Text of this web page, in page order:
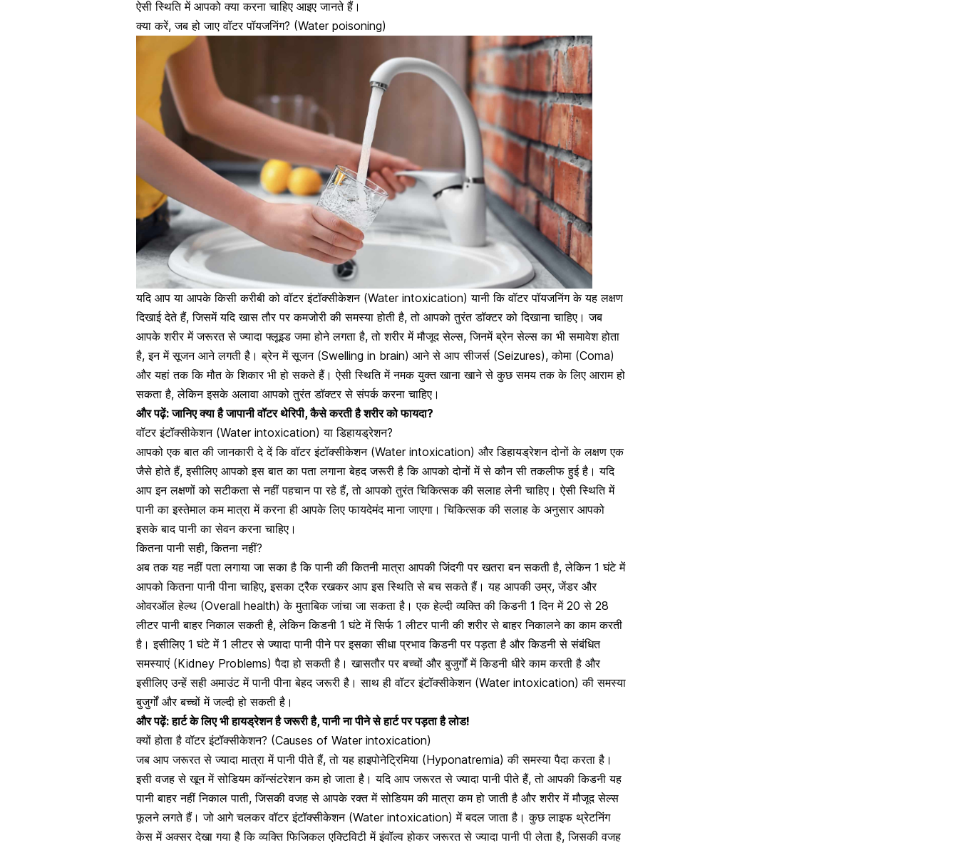
ऐसी स्थिति में आपको क्या करना चाहिए आइए जानते हैं।
क्या करें, जब हो जाए वॉटर पॉयजनिंग? (Water poisoning)
यदि आप या आपके किसी करीबी को वॉटर इंटॉक्सीकेशन (Water intoxication) यानी कि वॉटर पॉयजनिंग के यह लक्षण
दिखाई देते हैं, जिसमें यदि खास तौर पर कमजोरी की समस्या होती है, तो आपको तुरंत डॉक्टर को दिखाना चाहिए। जब
आपके शरीर में जरूरत से ज्यादा फ्लूइड जमा होने लगता है, तो शरीर में मौजूद सेल्स, जिनमें ब्रेन सेल्स का भी समावेश होता
है, इन में सूजन आने लगती है।ब्रेन में सूजन(Swelling in brain) आने से आपसीजर्स (Seizures),कोमा (Coma)
और यहां तक कि मौत के शिकार भी हो सकते हैं। ऐसी स्थिति में नमक युक्त खाना खाने से कुछ समय तक के लिए आराम हो
सकता है, लेकिन इसके अलावा आपको तुरंत डॉक्टर से संपर्क करना चाहिए।
और पढ़ें:जानिए क्या है जापानी वॉटर थेरिपी, कैसे करती है शरीर को फायदा?
वॉटर इंटॉक्सीकेशन (Water intoxication) या डिहायड्रेशन?
आपको एक बात की जानकारी दे दें कि वॉटर इंटॉक्सीकेशन (Water intoxication) और डिहायड्रेशन दोनों के लक्षण एक
जैसे होते हैं, इसीलिए आपको इस बात का पता लगाना बेहद जरूरी है कि आपको दोनों में से कौन सी तकलीफ हुई है। यदि
आप इन लक्षणों को सटीकता से नहीं पहचान पा रहे हैं, तो आपको तुरंत चिकित्सक की सलाह लेनी चाहिए। ऐसी स्थिति में
पानी का इस्तेमाल कम मात्रा में करना ही आपके लिए फायदेमंद माना जाएगा। चिकित्सक की सलाह के अनुसार आपको
इसके बाद पानी का सेवन करना चाहिए।
कितना पानी सही, कितना नहीं?
अब तक यह नहीं पता लगाया जा सका है कि पानी की कितनी मात्रा आपकी जिंदगी पर खतरा बन सकती है, लेकिन 1 घंटे में
आपको कितना पानी पीना चाहिए, इसका ट्रैक रखकर आप इस स्थिति से बच सकते हैं। यह आपकी उम्र, जेंडर और
ओवरऑल हेल्थ (Overall health) के मुताबिक जांचा जा सकता है। एक हेल्दी व्यक्ति की किडनी 1 दिन में 20 से 28
लीटर पानी बाहर निकाल सकती है, लेकिन किडनी 1 घंटे में सिर्फ 1 लीटर पानी की शरीर से बाहर निकालने का काम करती
है। इसीलिए 1 घंटे में 1 लीटर से ज्यादा पानी पीने पर इसका सीधा प्रभाव किडनी पर पड़ता है औरकिडनी से संबंधित
समस्याएं(Kidney Problems) पैदा हो सकती है। खासतौर पर बच्चों और बुजुर्गों में किडनी धीरे काम करती है और
इसीलिए उन्हें सही अमाउंट में पानी पीना बेहद जरूरी है। साथ ही वॉटर इंटॉक्सीकेशन (Water intoxication) की समस्या
बुजुर्गों और बच्चों में जल्दी हो सकती है।
और पढ़ें:हार्ट के लिए भी हायड्रेशन है जरूरी है, पानी ना पीने से हार्ट पर पड़ता है लोड!
क्यों होता है वॉटर इंटॉक्सीकेशन? (Causes of Water intoxication)
जब आप जरूरत से ज्यादा मात्रा में पानी पीते हैं, तो यह हाइपोनेट्रिमिया (Hyponatremia) की समस्या पैदा करता है।
इसी वजह से खून में सोडियम कॉन्संटरेशन कम हो जाता है। यदि आप जरूरत से ज्यादा पानी पीते हैं, तो आपकी किडनी यह
पानी बाहर नहीं निकाल पाती, जिसकी वजह से आपकेरक्त में सोडियम की मात्रा कम हो जाती है और शरीर में मौजूद सेल्स
फूलने लगते हैं। जो आगे चलकर वॉटर इंटॉक्सीकेशन (Water intoxication) में बदल जाता है। कुछ लाइफ थ्रेटनिंग
केस में अक्सर देखा गया है कि व्यक्तिफिजिकल एक्टिविटी में इंवॉल्व होकर जरूरत से ज्यादा पानी पी लेता है, जिसकी वजह